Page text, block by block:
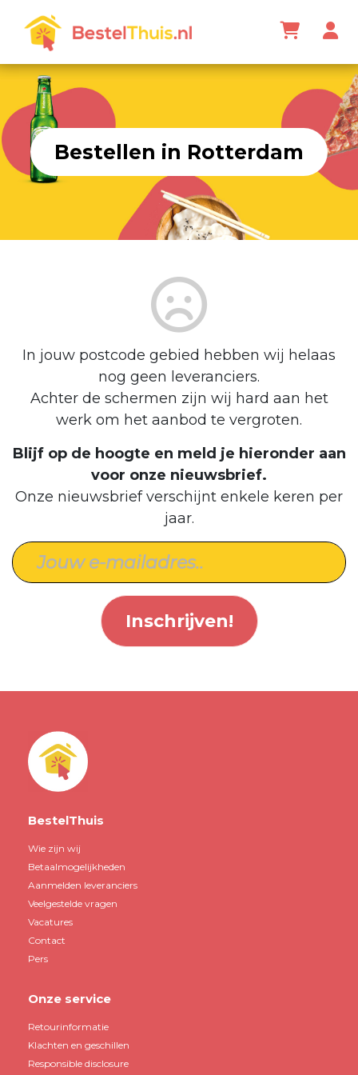
Bestellen in Rotterdam
In jouw postcode gebied hebben wij helaas
nog geen leveranciers.
Achter de schermen zijn wij hard aan het
werk om het aanbod te vergroten.
Blijf op de hoogte en meld je hieronder aan
voor onze nieuwsbrief.
Onze nieuwsbrief verschijnt enkele keren per
jaar.
Inschrijven!
BestelThuis
Wie zijn wij
Betaalmogelijkheden
Aanmelden leveranciers
Veelgestelde vragen
Vacatures
Contact
Pers
Onze service
Retourinformatie
Klachten en geschillen
Responsible disclosure